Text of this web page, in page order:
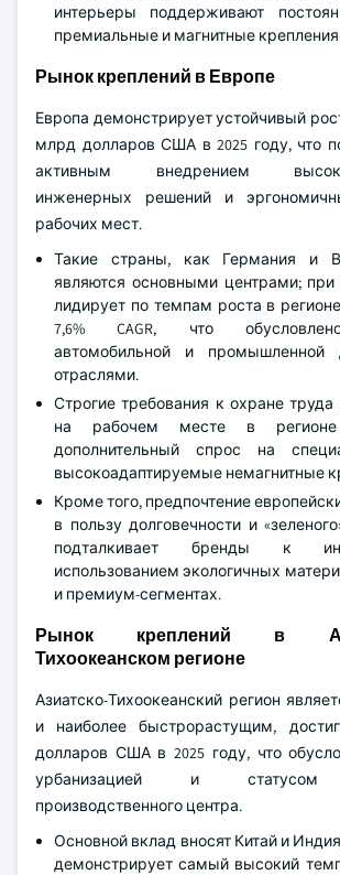
интерьеры поддерживают
премиальные и магнитные
Рынок креплений в Европе
Европа демонстрирует устойчивый
млрд долларов США в 2025 году, что
активным внедрением
инженерных решений и
рабочих мест.
Такие страны, как Германия и
являются основными центрами;
лидирует по темпам роста в
7,6% CAGR, что
автомобильной и промышленной
отраслями.
Строгие требования к охране труда
на рабочем месте в регионе
дополнительный спрос на
высокоадаптируемые немагнитные
Кроме того, предпочтение
в пользу долговечности и
подталкивает бренды к
использованием экологичных
и премиум-сегментах.
Рынок креплений в
Тихоокеанском регионе
Азиатско-Тихоокеанский регион
и наиболее быстрорастущим,
долларов США в 2025 году, что
урбанизацией и статусом
производственного центра.
Основной вклад вносят Китай и
демонстрирует самый высокий